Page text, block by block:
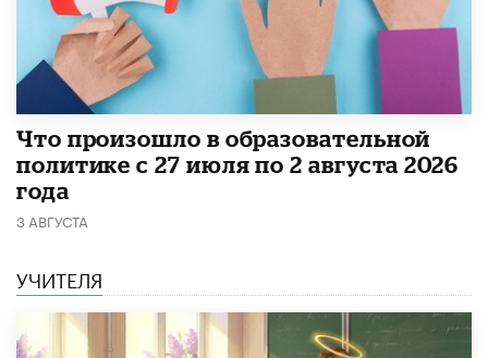
​Что произошло в образовательной
политике с 27 июля по 2 августа 2026
года
3 АВГУСТА
УЧИТЕЛЯ